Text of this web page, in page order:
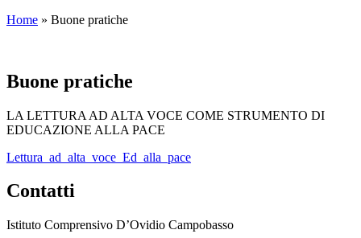
Home » Buone pratiche
Buone pratiche
LA LETTURA AD ALTA VOCE COME STRUMENTO DI
EDUCAZIONE ALLA PACE
Lettura_ad_alta_voce_Ed_alla_pace
Contatti
Istituto Comprensivo D’Ovidio Campobasso